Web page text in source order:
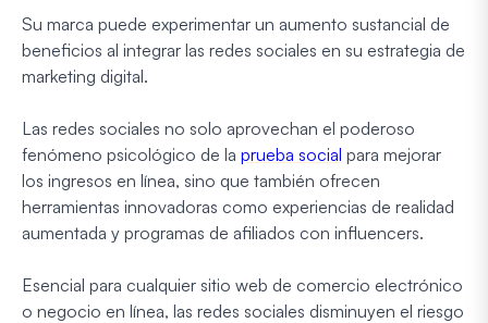
Su marca puede experimentar un aumento sustancial de
beneficios al integrar las redes sociales en su estrategia de
marketing digital.
Las redes sociales no solo aprovechan el poderoso
fenómeno psicológico de la prueba social para mejorar
los ingresos en línea, sino que también ofrecen
herramientas innovadoras como experiencias de realidad
aumentada y programas de afiliados con influencers.
Esencial para cualquier sitio web de comercio electrónico
o negocio en línea, las redes sociales disminuyen el riesgo